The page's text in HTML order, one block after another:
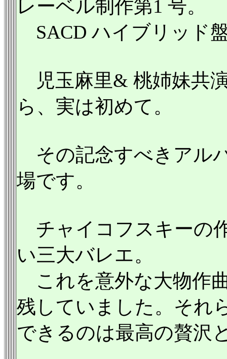
レーベル制作第1 号。
SACD ハイブリッド
児玉麻里& 桃姉妹共
ら、実は初めて。
その記念すべきアル
場です。
チャイコフスキーの
い三大バレエ。
これを意外な大物作
残していました。それ
できるのは最高の贅沢